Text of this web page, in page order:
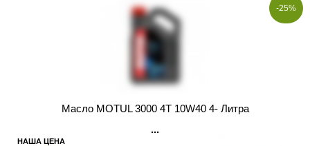
-25%
Масло MOTUL 3000 4T 10W40 4- Литра